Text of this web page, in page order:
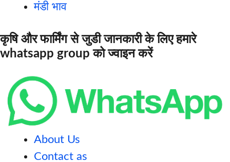
मंडी भाव
कृषि और फार्मिंग से जुडी जानकारी के लिए हमारे
whatsapp group को ज्वाइन करें
About Us
Contact as